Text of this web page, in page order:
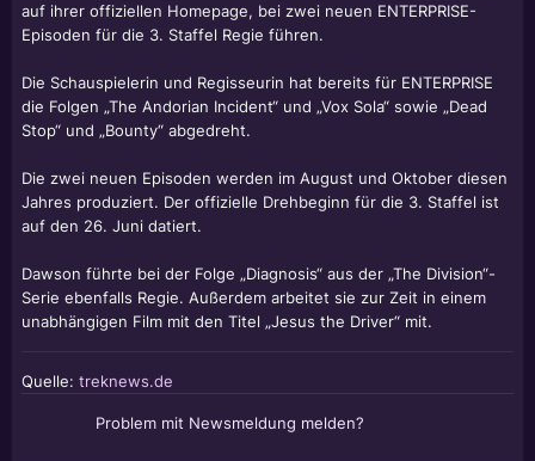
auf ihrer offiziellen Homepage, bei zwei neuen ENTERPRISE-
Episoden für die 3. Staffel Regie führen.
Die Schauspielerin und Regisseurin hat bereits für ENTERPRISE
die Folgen „The Andorian Incident“ und „Vox Sola“ sowie „Dead
Stop“ und „Bounty“ abgedreht.
Die zwei neuen Episoden werden im August und Oktober diesen
Jahres produziert. Der offizielle Drehbeginn für die 3. Staffel ist
auf den 26. Juni datiert.
Dawson führte bei der Folge „Diagnosis“ aus der „The Division“-
Serie ebenfalls Regie. Außerdem arbeitet sie zur Zeit in einem
unabhängigen Film mit den Titel „Jesus the Driver“ mit.
Quelle: treknews.de
Problem mit Newsmeldung melden?